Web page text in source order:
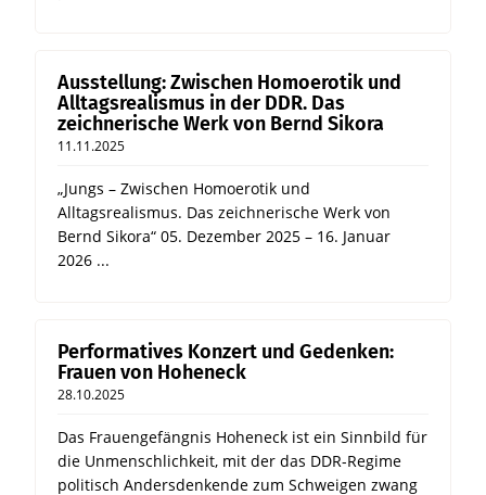
Ausstellung: Zwischen Homoerotik und
Alltagsrealismus in der DDR. Das
zeichnerische Werk von Bernd Sikora
11.11.2025
„Jungs – Zwischen Homoerotik und
Alltagsrealismus. Das zeichnerische Werk von
Bernd Sikora“ 05. Dezember 2025 – 16. Januar
2026 ...
Performatives Konzert und Gedenken:
Frauen von Hoheneck
28.10.2025
Das Frauengefängnis Hoheneck ist ein Sinnbild für
die Unmenschlichkeit, mit der das DDR-Regime
politisch Andersdenkende zum Schweigen zwang